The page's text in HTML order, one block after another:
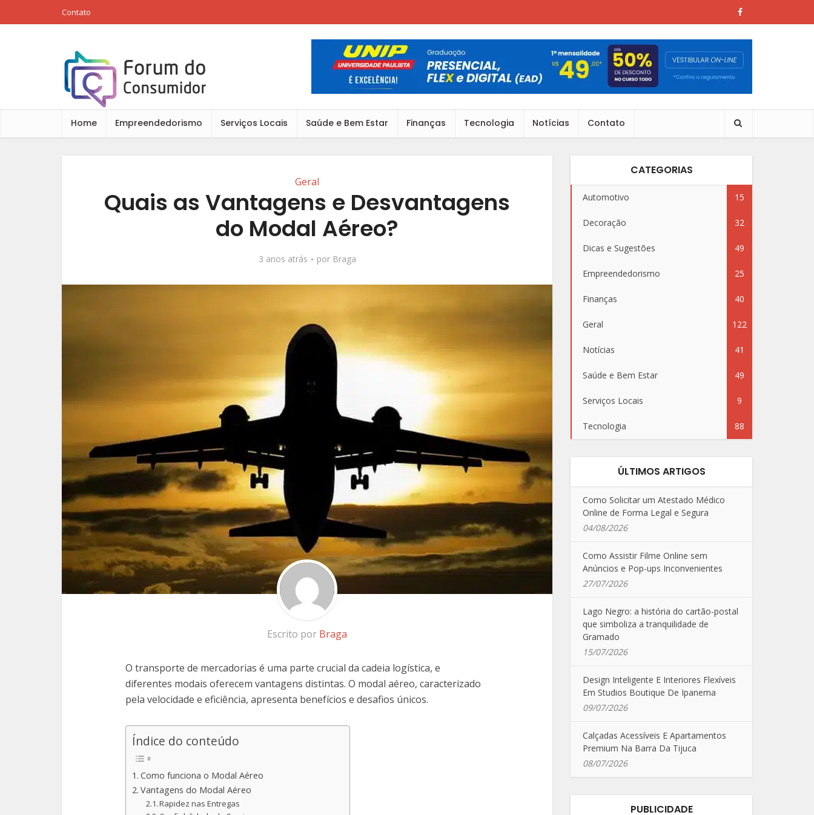
Contato
Home Empreendedorismo Serviços Locais Saúde e Bem Estar Finanças Tecnologia Notícias Contato
Geral
Quais as Vantagens e Desvantagens
do Modal Aéreo?
3 anos atrás por Braga
Escrito por Braga
O transporte de mercadorias é uma parte crucial da cadeia logística, e
diferentes modais oferecem vantagens distintas. O modal aéreo, caracterizado
pela velocidade e eficiência, apresenta benefícios e desafios únicos.
Índice do conteúdo
Como funciona o Modal Aéreo
Vantagens do Modal Aéreo
Rapidez nas Entregas
CATEGORIAS
Automotivo 15
Decoração 32
Dicas e Sugestões 49
Empreendedorismo 25
Finanças 40
Geral 122
Notícias 41
Saúde e Bem Estar 49
Serviços Locais 9
Tecnologia 88
ÚLTIMOS ARTIGOS
Como Solicitar um Atestado Médico
Online de Forma Legal e Segura
04/08/2026
Como Assistir Filme Online sem
Anúncios e Pop-ups Inconvenientes
27/07/2026
Lago Negro: a história do cartão-postal
que simboliza a tranquilidade de
Gramado
15/07/2026
Design Inteligente E Interiores Flexíveis
Em Studios Boutique De Ipanema
09/07/2026
Calçadas Acessíveis E Apartamentos
Premium Na Barra Da Tijuca
08/07/2026
PUBLICIDADE